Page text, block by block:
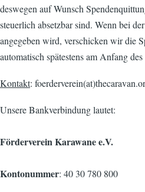
deswegen auf Wunsch
steuerlich absetzbar sind. Wenn bei
angegeben wird, verschicken wir die
automatisch spätestens am Anfang
Kontakt:
Unsere Bankverbindung lautet:
Förderverein Karawane e.V.
Kontonummer: 40 30 780 800